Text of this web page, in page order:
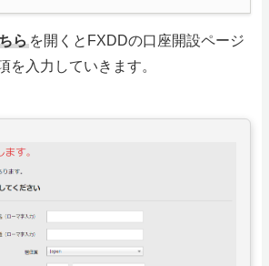
ら を開くとFXDDの口座開設ページ
を入力していきます。